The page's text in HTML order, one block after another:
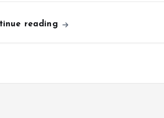
reading